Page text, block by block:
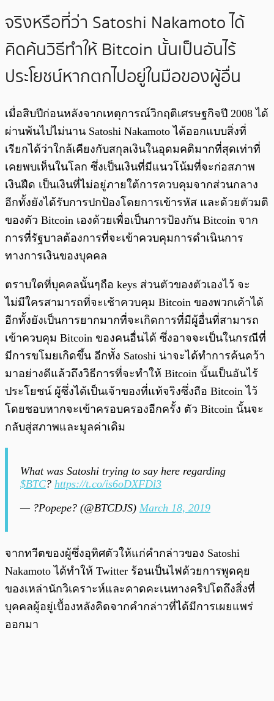
จริงหรือที่ว่า Satoshi Nakamoto ได้
คิดค้นวิธีทำให้ Bitcoin นั้นเป็นอันไร้
ประโยชน์หากตกไปอยู่ในมือของผู้อื่น
เมื่อสิบปีก่อนหลังจากเหตุการณ์วิกฤติเศรษฐกิจปี 2008 ได้
ผ่านพ้นไปไม่นาน Satoshi Nakamoto ได้ออกแบบสิ่งที่
เรียกได้ว่าใกล้เคียงกับสกุลเงินในอุดมคติมากที่สุดเท่าที่
เคยพบเห็นในโลก ซึ่งเป็นเงินที่มีแนวโน้มที่จะก่อสภาพ
เงินฝืด เป็นเงินที่ไม่อยู่ภายใต้การควบคุมจากส่วนกลาง
อีกทั้งยังได้รับการปกป้องโดยการเข้ารหัส และด้วยตัวมติ
ของตัว Bitcoin เองด้วยเพื่อเป็นการป้องกัน Bitcoin จาก
การที่รัฐบาลต้องการที่จะเข้าควบคุมการดำเนินการ
ทางการเงินของบุคคล
ตราบใดที่บุคคลนั้นๆถือ keys ส่วนตัวของตัวเองไว้ จะ
ไม่มีใครสามารถที่จะเช้าควบคุม Bitcoin ของพวกเค้าได้
อีกทั้งยังเป็นการยากมากที่จะเกิดการที่มีผู้อื่นที่สามารถ
เข้าควบคุม Bitcoin ของคนอื่นได้ ซึ่งอาจจะเป็นในกรณีที่
มีการขโมยเกิดขึ้น อีกทั้ง Satoshi น่าจะได้ทำการค้นคว้า
มาอย่างดีแล้วถึงวิธีการที่จะทำให้ Bitcoin นั้นเป็นอันไร้
ประโยชน์ ผู้ซึ่งได้เป็นเจ้าของที่แท้จริงซึ่งถือ Bitcoin ไว้
โดยชอบหากจะเข้าครอบครองอีกครั้ง ตัว Bitcoin นั้นจะ
กลับสู่สภาพและมูลค่าเดิม
What was Satoshi trying to say here regarding
$BTC? https://t.co/is6oDXFDl3
— ?Popepe? (@BTCDJS) March 18, 2019
จากทวีตของผู้ซึ่งอุทิศตัวให้แก่คำกล่าวของ Satoshi
Nakamoto ได้ทำให้ Twitter ร้อนเป็นไฟด้วยการพูดคุย
ของเหล่านักวิเคราะห์และคาดคะเนทางคริปโตถึงสิ่งที่
บุคคลผู้อยู่เบื้องหลังคิดจากคำกล่าวที่ได้มีการเผยแพร่
ออกมา